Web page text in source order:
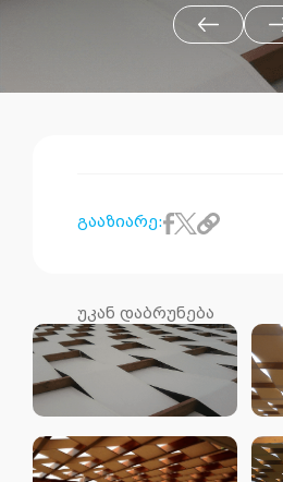
გააზიარე:
უკან დაბრუნება